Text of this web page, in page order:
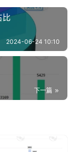
比
2024-06-24 10:10
下一篇